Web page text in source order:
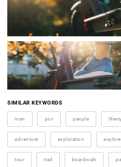
SIMILAR KEYWORDS
man pov people
adventure exploration
tour trail boardwalk